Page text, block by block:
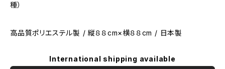
種）
高品質ポリエステル製 / 縦８８cm×横８８cm / 日本製
International shipping available